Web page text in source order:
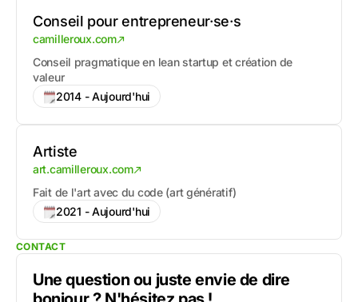
Conseil pour entrepreneur·se·s
camilleroux.com
Conseil pragmatique en lean startup et création de
valeur
2014 - Aujourd'hui
Artiste
art.camilleroux.com
Fait de l'art avec du code (art génératif)
2021 - Aujourd'hui
CONTACT
Une question ou juste envie de dire